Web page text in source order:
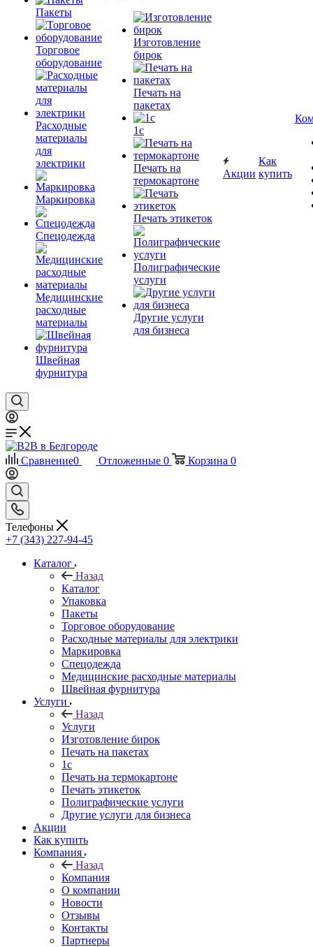
Пакеты
Торговое
оборудование
Расходные
материалы
для
электрики
Маркировка
Спецодежда
Медицинские
расходные
материалы
Швейная
фурнитура
Изготовление
бирок
Печать на
пакетах
1c
Печать на
термокартоне
Печать этикеток
Полиграфические
услуги
Другие услуги
для бизнеса
Акции
Как
купить
Сравнение0 Отложенные 0 Корзина 0
Телефоны
+7 (343) 227-94-45
Каталог
Назад
Каталог
Упаковка
Пакеты
Торговое оборудование
Расходные материалы для электрики
Маркировка
Спецодежда
Медицинские расходные материалы
Швейная фурнитура
Услуги
Назад
Услуги
Изготовление бирок
Печать на пакетах
1c
Печать на термокартоне
Печать этикеток
Полиграфические услуги
Другие услуги для бизнеса
Акции
Как купить
Компания
Назад
Компания
О компании
Новости
Отзывы
Контакты
Партнеры